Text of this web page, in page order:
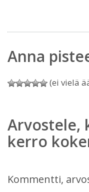
Anna
(ei vielä
Arvostele,
kerro
Kommentti,